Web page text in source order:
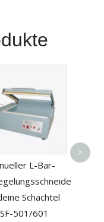
L-Bar-
Schachtel
501/601
>